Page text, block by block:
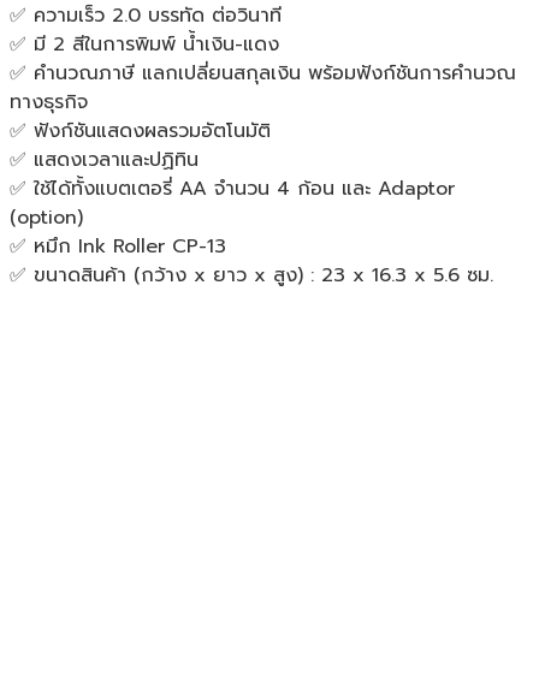
✅ ความเร็ว 2.0 บรรทัด ต่อวินาที
✅ มี 2 สีในการพิมพ์ น้ำเงิน-แดง
✅ คำนวณภาษี แลกเปลี่ยนสกุลเงิน พร้อมฟังก์ชันการคำนวณ
ทางธุรกิจ
✅ ฟังก์ชันแสดงผลรวมอัตโนมัติ
✅ แสดงเวลาและปฏิทิน
✅ ใช้ได้ทั้งแบตเตอรี่ AA จำนวน 4 ก้อน และ Adaptor
(option)
✅ หมึก Ink Roller CP-13
✅ ขนาดสินค้า (กว้าง x ยาว x สูง) : 23 x 16.3 x 5.6 ซม.